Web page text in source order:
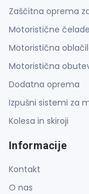
Zaščitna oprema
Motoristične čelade
Motoristična
Motoristična
Dodatna oprema
Izpušni sistemi za
Kolesa in skiroji
Informacije
Kontakt
O nas